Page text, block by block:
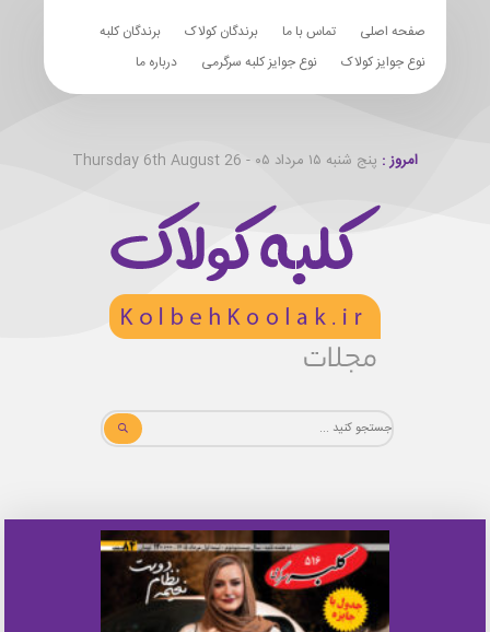
صفحه اصلی تماس با ما برندگان کولاک
برندگان کلبه
نوع جوایز کولاک
نوع جوایز کلبه سرگرمی درباره ما
امروز : پنج شنبه ۱۵ مرداد ۰۵ - Thursday 6th August 26